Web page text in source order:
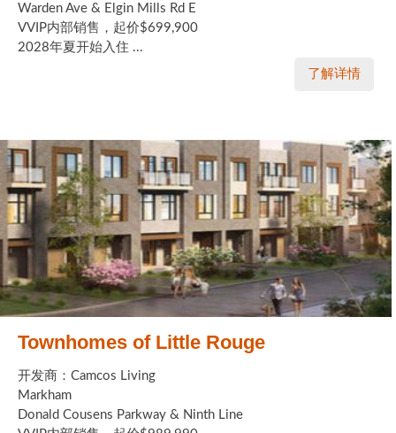
Warden Ave & Elgin Mills Rd E
VVIP内部销售，起价$699,900
2028年夏开始入住 ...
了解详情
Townhomes of Little Rouge
开发商：Camcos Living
Markham
Donald Cousens Parkway & Ninth Line